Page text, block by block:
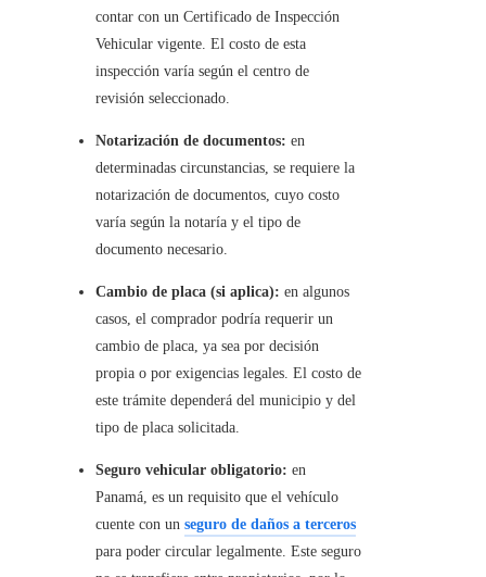
contar con un Certificado de Inspección
Vehicular vigente. El costo de esta
inspección varía según el centro de
revisión seleccionado.
Notarización de documentos: en
determinadas circunstancias, se requiere la
notarización de documentos, cuyo costo
varía según la notaría y el tipo de
documento necesario.
Cambio de placa (si aplica): en algunos
casos, el comprador podría requerir un
cambio de placa, ya sea por decisión
propia o por exigencias legales. El costo de
este trámite dependerá del municipio y del
tipo de placa solicitada.
Seguro vehicular obligatorio: en
Panamá, es un requisito que el vehículo
cuente con un seguro de daños a terceros
para poder circular legalmente. Este seguro